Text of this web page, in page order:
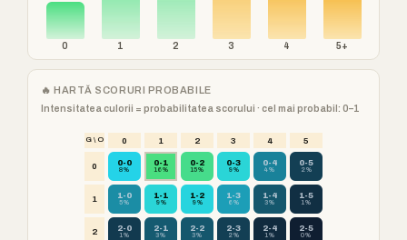
0 1 2 3 4 5+
🔥 HARTĂ SCORURI PROBABILE
Intensitatea culorii = probabilitatea scorului · cel mai probabil: 0–1
G \ O 0 1 2 3 4 5
0 0-0
8%
0-1
16%
0-2
15%
0-3
9%
0-4
4%
0-5
2%
1 1-0
5%
1-1
9%
1-2
9%
1-3
6%
1-4
3%
1-5
1%
2 2-0
1%
2-1
3%
2-2
3%
2-3
2%
2-4
1%
2-5
0%